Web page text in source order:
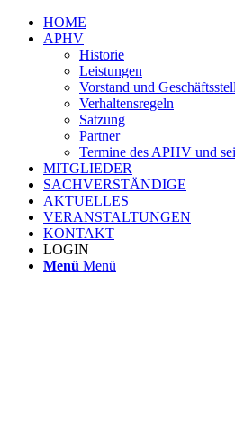
HOME
APHV
Historie
Leistungen
Vorstand und
Verhaltensregeln
Satzung
Partner
Termine des APHV und
MITGLIEDER
SACHVERSTÄNDIGE
AKTUELLES
VERANSTALTUNGEN
KONTAKT
LOGIN
Menü Menü